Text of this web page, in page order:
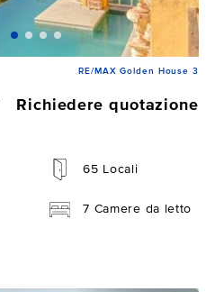
RE/MAX Golden House 3
Richiedere quotazione
65 Locali
7 Camere da letto